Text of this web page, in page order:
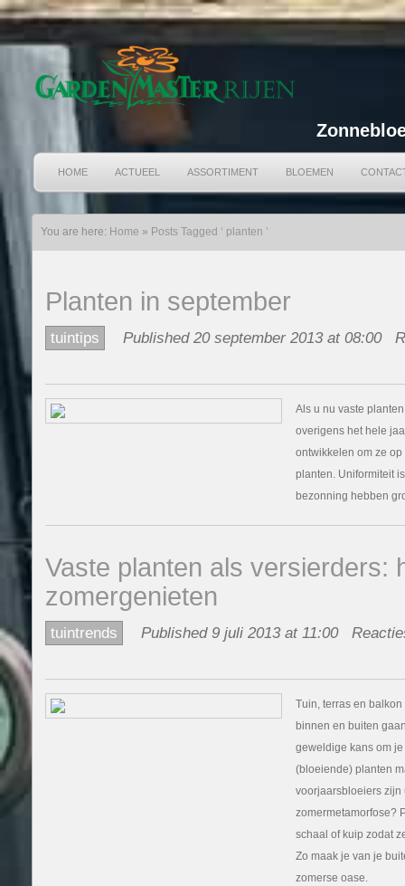
HOME ACTUEEL ASSORTIMENT BLOEMEN
You are here: Home » Posts Tagged ‘ planten ’
Planten in september
tuintips Published 20 september 2013 at 08:00
Als u nu vaste
overigens het hele
ontwikkelen om ze
planten. Uniformiteit
bezonning hebben
Vaste planten als versierders:
zomergenieten
tuintrends Published 9 juli 2013 at 11:00
Tuin, terras en
binnen en buiten
geweldige kans om
(bloeiende) planten
voorjaarsbloeiers zijn
zomermetamorfose?
schaal of kuip zodat
Zo maak je van je
zomerse oase.